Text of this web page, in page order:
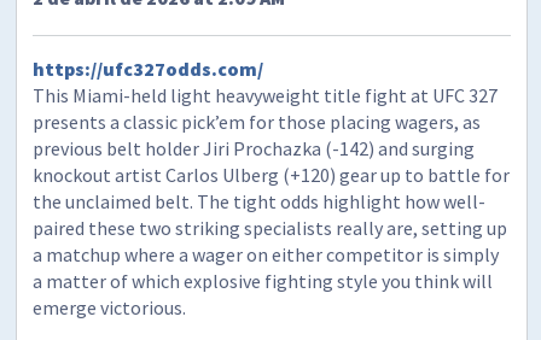
https://ufc327odds.com/
This Miami-held light heavyweight title fight at UFC 327
presents a classic pick’em for those placing wagers, as
previous belt holder Jiri Prochazka (-142) and surging
knockout artist Carlos Ulberg (+120) gear up to battle for
the unclaimed belt. The tight odds highlight how well-
paired these two striking specialists really are, setting up
a matchup where a wager on either competitor is simply
a matter of which explosive fighting style you think will
emerge victorious.